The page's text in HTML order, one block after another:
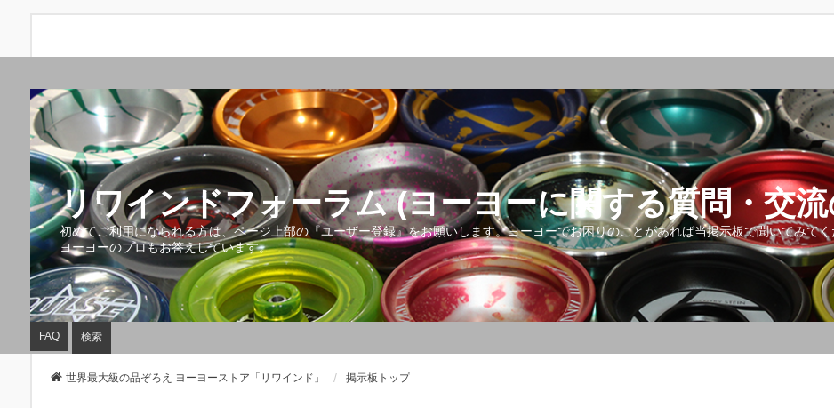
リワインドフォーラム (ヨーヨーに関する質問・交
初めてご利用になられる方は、ページ上部の『ユーザー登録』をお願いします。ヨーヨーでお困りのことがあれば当掲示板で聞いてみて
ヨーヨーのプロもお答えしています。
FAQ 検索
世界最大級の品ぞろえ ヨーヨーストア「リワインド」 掲示板トップ